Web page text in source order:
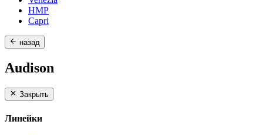
HMP
Capri
назад
Audison
Закрыть
Линейки